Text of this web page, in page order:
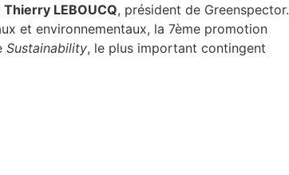
Thierry LEBOUCQ, président de Greenspector.
et environnementaux, la 7ème promotion
Sustainability, le plus important contingent